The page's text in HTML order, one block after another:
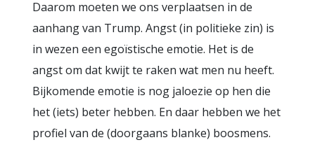
Daarom moeten we ons verplaatsen in de
aanhang van Trump. Angst (in politieke zin) is
in wezen een egoïstische emotie. Het is de
angst om dat kwijt te raken wat men nu heeft.
Bijkomende emotie is nog jaloezie op hen die
het (iets) beter hebben. En daar hebben we het
profiel van de (doorgaans blanke) boosmens.